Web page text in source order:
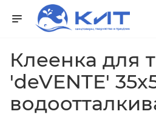
Клеенка для
'deVENTE'